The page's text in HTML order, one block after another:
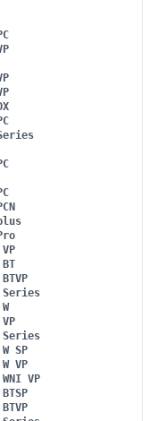
Series
Series
SP
VP
VP